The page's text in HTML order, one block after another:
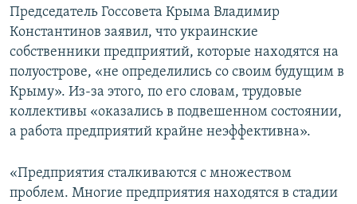
поискуИНФОГРАФИКА
ТЕЛЕПРОЕКТ КРЫМ.РЕАЛИИ
СОВЕТЫ ПРАВОЗАЩИТНИКОВ
ПРОПАВШИЕ БЕЗ ВЕСТИ
ПОБЕДИТЕЛЕЙ НЕ СУДЯТ?
ELIFBE
КАК ОБОЙТИ БЛОКИРОВКУ
Українською
Qırımtatar
ПРИСОЕДИНЯЙТЕСЬ!
Председатель Госсовета Крыма Владимир
Константинов заявил, что украинские
собственники предприятий, которые находятся на
полуострове, «не определились со своим будущим в
Крыму». Из-за этого, по его словам, трудовые
коллективы «оказались в подвешенном состоянии,
а работа предприятий крайне неэффективна».
«Предприятия сталкиваются с множеством
проблем. Многие предприятия находятся в стадии